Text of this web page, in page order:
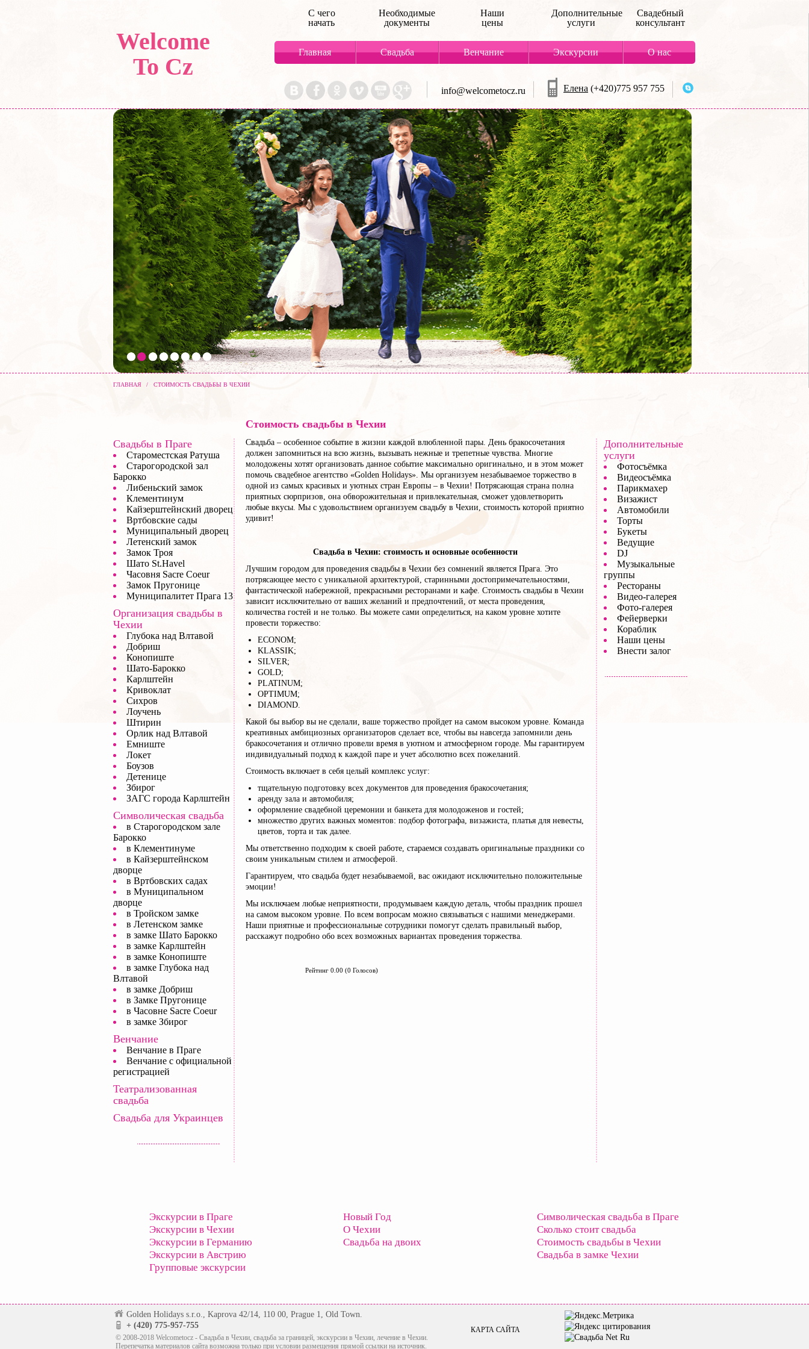
Welcome
To Cz
С чего
начать
Необходимые
документы
Наши
цены
Дополнительные
услуги
Свадебный
консультант
Главная Свадьба Венчание Экскурсии О нас
info@welcometocz.ru Елена (+420)775 957 755
ГЛАВНАЯ / СТОИМОСТЬ СВАДЬБЫ В ЧЕХИИ
Стоимость свадьбы в Чехии
Свадьба – особенное событие в жизни каждой влюбленной пары. День бракосочетания
должен запомниться на всю жизнь, вызывать нежные и трепетные чувства. Многие
молодожены хотят организовать данное событие максимально оригинально, и в этом может
помочь свадебное агентство «Golden Holidays». Мы организуем незабываемое торжество в
одной из самых красивых и уютных стран Европы – в Чехии! Потрясающая страна полна
приятных сюрпризов, она обворожительная и привлекательная, сможет удовлетворить
любые вкусы. Мы с удовольствием организуем свадьбу в Чехии, стоимость которой приятно
удивит!
Свадьба в Чехии: стоимость и основные особенности
Лучшим городом для проведения свадьбы в Чехии без сомнений является Прага. Это
потрясающее место с уникальной архитектурой, старинными достопримечательностями,
фантастической набережной, прекрасными ресторанами и кафе. Стоимость свадьбы в Чехии
зависит исключительно от ваших желаний и предпочтений, от места проведения,
количества гостей и не только. Вы можете сами определиться, на каком уровне хотите
провести торжество:
ECONOM;
KLASSIK;
SILVER;
GOLD;
PLATINUM;
OPTIMUM;
DIAMOND.
Какой бы выбор вы не сделали, ваше торжество пройдет на самом высоком уровне. Команда
креативных амбициозных организаторов сделает все, чтобы вы навсегда запомнили день
бракосочетания и отлично провели время в уютном и атмосферном городе. Мы гарантируем
индивидуальный подход к каждой паре и учет абсолютно всех пожеланий.
Стоимость включает в себя целый комплекс услуг:
тщательную подготовку всех документов для проведения бракосочетания;
аренду зала и автомобиля;
оформление свадебной церемонии и банкета для молодоженов и гостей;
множество других важных моментов: подбор фотографа, визажиста, платья для невесты,
цветов, торта и так далее.
Мы ответственно подходим к своей работе, стараемся создавать оригинальные праздники со
своим уникальным стилем и атмосферой.
Гарантируем, что свадьба будет незабываемой, вас ожидают исключительно положительные
эмоции!
Мы исключаем любые неприятности, продумываем каждую деталь, чтобы праздник прошел
на самом высоком уровне. По всем вопросам можно связываться с нашими менеджерами.
Наши приятные и профессиональные сотрудники помогут сделать правильный выбор,
расскажут подробно обо всех возможных вариантах проведения торжества.
Рейтинг 0.00 (0 Голосов)
Свадьбы в Праге
Староместская Ратуша
Старогородской зал
Барокко
Либеньский замок
Клементинум
Кайзерштейнский дворец
Вртбовские сады
Муниципальный дворец
Летенский замок
Замок Троя
Шато St.Havel
Часовня Sacre Coeur
Замок Пругонице
Муниципалитет Прага 13
Организация свадьбы в
Чехии
Глубока над Влтавой
Добриш
Конопиште
Шато-Барокко
Карлштейн
Кривоклат
Сихров
Лоучень
Штирин
Орлик над Влтавой
Емниште
Локет
Боузов
Детенице
Збирог
ЗАГС города Карлштейн
Символическая свадьба
в Старогородском зале
Барокко
в Клементинуме
в Кайзерштейнском
дворце
в Вртбовских садах
в Муниципальном
дворце
в Тройском замке
в Летенском замке
в замке Шато Барокко
в замке Карлштейн
в замке Конопиште
в замке Глубока над
Влтавой
в замке Добриш
в Замке Пругонице
в Часовне Sacre Coeur
в замке Збирог
Венчание
Венчание в Праге
Венчание с официальной
регистрацией
Театрализованная
свадьба
Свадьба для Украинцев
Дополнительные
услуги
Фотосъёмка
Видеосъёмка
Парикмахер
Визажист
Автомобили
Торты
Букеты
Ведущие
DJ
Музыкальные
группы
Рестораны
Видео-галерея
Фото-галерея
Фейерверки
Кораблик
Наши цены
Внести залог
Экскурсии в Праге
Экскурсии в Чехии
Экскурсии в Германию
Экскурсии в Австрию
Групповые экскурсии
Новый Год
О Чехии
Свадьба на двоих
Символическая свадьба в Праге
Сколько стоит свадьба
Стоимость свадьбы в Чехии
Свадьба в замке Чехии
КАРТА САЙТА
Golden Holidays s.r.o., Kaprova 42/14, 110 00, Prague 1, Old Town.
+ (420) 775-957-755
© 2008-2018 Welcometocz - Свадьба в Чехии, свадьба за границей, экскурсии в Чехии, лечение в Чехии.
Перепечатка материалов сайта возможна только при условии размещения прямой ссылки на источник.